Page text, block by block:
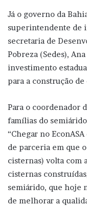
Já o governo da
superintendente de
secretaria de
Pobreza (Sedes),
investimento
para a construção de
Para o coordenador
famílias do
“Chegar no
de parceria em que
cisternas) volta com
cisternas
semiárido, que hoje
de melhorar a